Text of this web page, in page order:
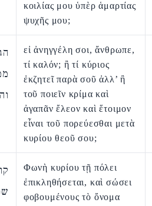
κοιλίας μου ὑπὲρ ἁμαρτίας
ψυχῆς μου;
εἰ ἀνηγγέλη σοι, ἄνθρωπε,
τί καλόν; ἢ τί κύριος
ἐκζητεῖ παρὰ σοῦ ἀλλ’ ἢ
τοῦ ποιεῖν κρίμα καὶ
ἀγαπᾶν ἔλεον καὶ ἕτοιμον
εἶναι τοῦ πορεύεσθαι μετὰ
κυρίου θεοῦ σου;
Φωνὴ κυρίου τῇ πόλει
ἐπικληθήσεται, καὶ σώσει
φοβουμένους τὸ ὄνομα